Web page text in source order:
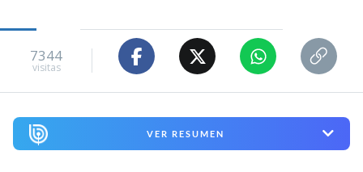
7344
visitas
VER RESUMEN